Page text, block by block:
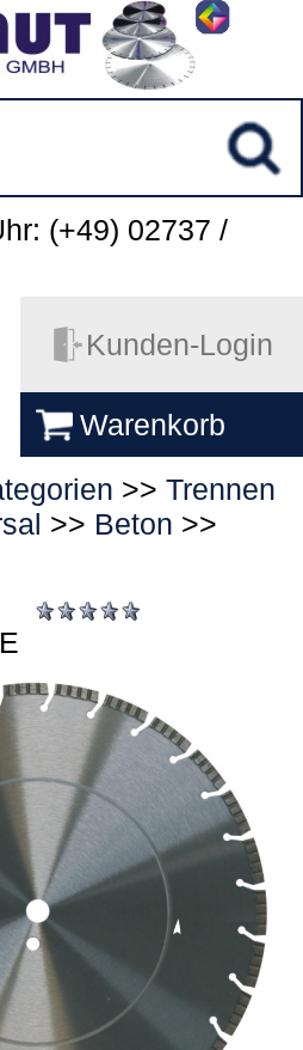
(+49) 02737 /
Kunden-Login
Warenkorb
>> Trennen
>> Beton >>